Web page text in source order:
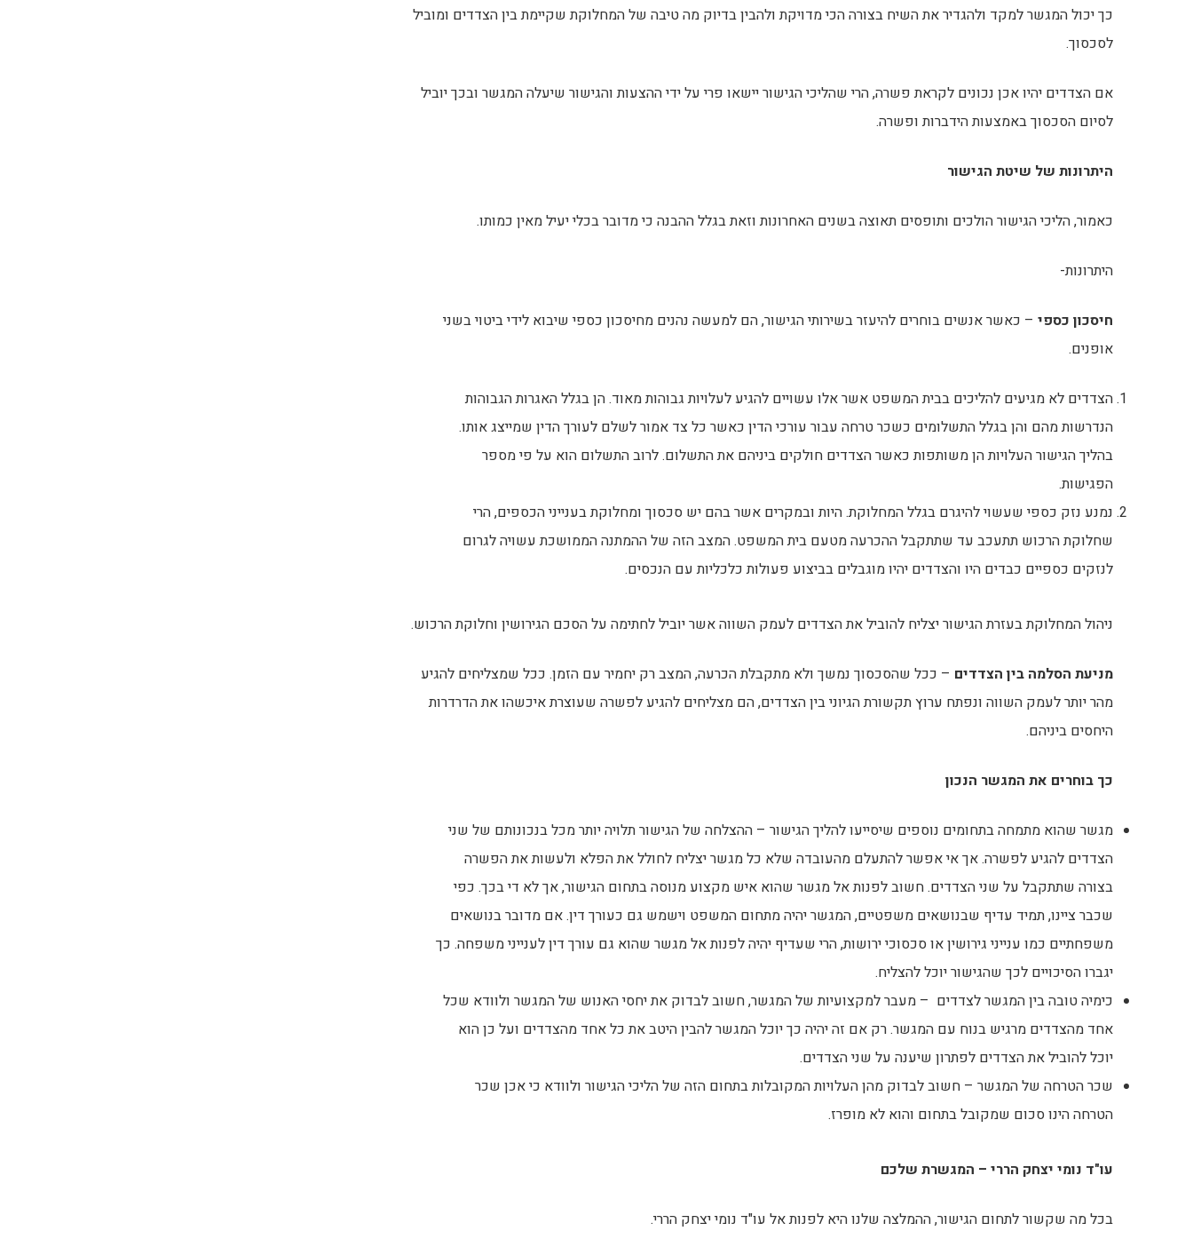
כך יכול המגשר למקד ולהגדיר את השיח בצורה הכי מדויקת ולהבין בדיוק מה טיבה של המחלוקת שקיימת בין הצדדים ומוביל
לסכסוך.
אם הצדדים יהיו אכן נכונים לקראת פשרה, הרי שהליכי הגישור יישאו פרי על ידי ההצעות והגישור שיעלה המגשר ובכך יוביל
לסיום הסכסוך באמצעות הידברות ופשרה.
היתרונות של שיטת הגישור
כאמור, הליכי הגישור הולכים ותופסים תאוצה בשנים האחרונות וזאת בגלל ההבנה כי מדובר בכלי יעיל מאין כמותו.
היתרונות-
חיסכון כספי – כאשר אנשים בוחרים להיעזר בשירותי הגישור, הם למעשה נהנים מחיסכון כספי שיבוא לידי ביטוי בשני
אופנים.
הצדדים לא מגיעים להליכים בבית המשפט אשר אלו עשויים להגיע לעלויות גבוהות מאוד. הן בגלל האגרות הגבוהות
הנדרשות מהם והן בגלל התשלומים כשכר טרחה עבור עורכי הדין כאשר כל צד אמור לשלם לעורך הדין שמייצג אותו.
בהליך הגישור העלויות הן משותפות כאשר הצדדים חולקים ביניהם את התשלום. לרוב התשלום הוא על פי מספר
הפגישות.
נמנע נזק כספי שעשוי להיגרם בגלל המחלוקת. היות ובמקרים אשר בהם יש סכסוך ומחלוקת בענייני הכספים, הרי
שחלוקת הרכוש תתעכב עד שתתקבל ההכרעה מטעם בית המשפט. המצב הזה של ההמתנה הממושכת עשויה לגרום
לנזקים כספיים כבדים היו והצדדים יהיו מוגבלים בביצוע פעולות כלכליות עם הנכסים.
ניהול המחלוקת בעזרת הגישור יצליח להוביל את הצדדים לעמק השווה אשר יוביל לחתימה על הסכם הגירושין וחלוקת הרכוש.
מניעת הסלמה בין הצדדים – ככל שהסכסוך נמשך ולא מתקבלת הכרעה, המצב רק יחמיר עם הזמן. ככל שמצליחים להגיע
מהר יותר לעמק השווה ונפתח ערוץ תקשורת הגיוני בין הצדדים, הם מצליחים להגיע לפשרה שעוצרת איכשהו את הדרדרות
היחסים ביניהם.
כך בוחרים את המגשר הנכון
מגשר שהוא מתמחה בתחומים נוספים שיסייעו להליך הגישור – ההצלחה של הגישור תלויה יותר מכל בנכונותם של שני
הצדדים להגיע לפשרה. אך אי אפשר להתעלם מהעובדה שלא כל מגשר יצליח לחולל את הפלא ולעשות את הפשרה
בצורה שתתקבל על שני הצדדים. חשוב לפנות אל מגשר שהוא איש מקצוע מנוסה בתחום הגישור, אך לא די בכך. כפי
שכבר ציינו, תמיד עדיף שבנושאים משפטיים, המגשר יהיה מתחום המשפט וישמש גם כעורך דין. אם מדובר בנושאים
משפחתיים כמו ענייני גירושין או סכסוכי ירושות, הרי שעדיף יהיה לפנות אל מגשר שהוא גם עורך דין לענייני משפחה. כך
יגברו הסיכויים לכך שהגישור יוכל להצליח.
כימיה טובה בין המגשר לצדדים – מעבר למקצועיות של המגשר, חשוב לבדוק את יחסי האנוש של המגשר ולוודא שכל
אחד מהצדדים מרגיש בנוח עם המגשר. רק אם זה יהיה כך יוכל המגשר להבין היטב את כל אחד מהצדדים ועל כן הוא
יוכל להוביל את הצדדים לפתרון שיענה על שני הצדדים.
שכר הטרחה של המגשר – חשוב לבדוק מהן העלויות המקובלות בתחום הזה של הליכי הגישור ולוודא כי אכן שכר
הטרחה הינו סכום שמקובל בתחום והוא לא מופרז.
עו"ד נומי יצחק הררי – המגשרת שלכם
בכל מה שקשור לתחום הגישור, ההמלצה שלנו היא לפנות אל עו"ד נומי יצחק הררי.